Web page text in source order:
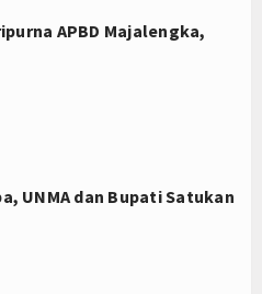
APBD Majalengka,
UNMA dan Bupati Satukan